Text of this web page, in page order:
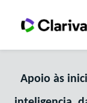
Apoio às